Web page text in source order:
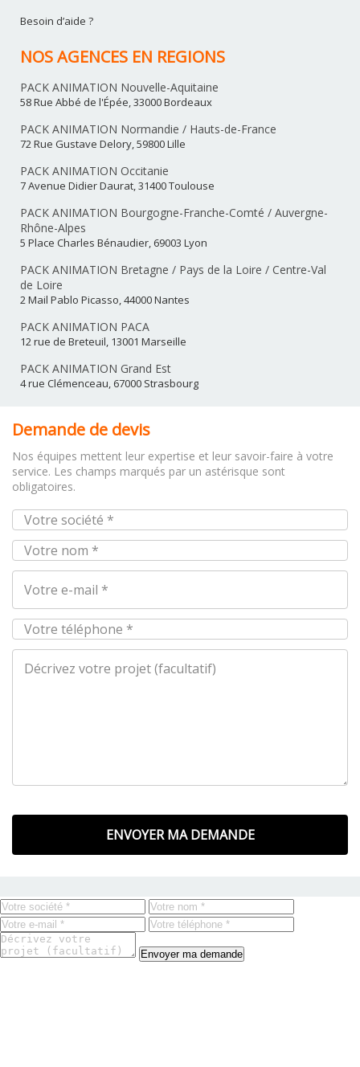
Besoin d’aide ?
NOS AGENCES EN REGIONS
PACK ANIMATION Nouvelle-Aquitaine
58 Rue Abbé de l'Épée, 33000 Bordeaux
PACK ANIMATION Normandie / Hauts-de-France
72 Rue Gustave Delory, 59800 Lille
PACK ANIMATION Occitanie
7 Avenue Didier Daurat, 31400 Toulouse
PACK ANIMATION Bourgogne-Franche-Comté / Auvergne-
Rhône-Alpes
5 Place Charles Bénaudier, 69003 Lyon
PACK ANIMATION Bretagne / Pays de la Loire / Centre-Val
de Loire
2 Mail Pablo Picasso, 44000 Nantes
PACK ANIMATION PACA
12 rue de Breteuil, 13001 Marseille
PACK ANIMATION Grand Est
4 rue Clémenceau, 67000 Strasbourg
Demande de devis
Nos équipes mettent leur expertise et leur savoir-faire à votre
service. Les champs marqués par un astérisque sont
obligatoires.